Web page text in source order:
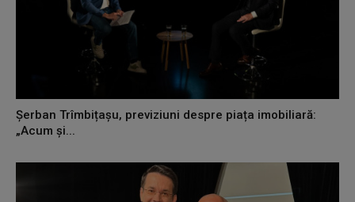
Șerban Trîmbițașu, previziuni despre piața imobiliară:
„Acum și...